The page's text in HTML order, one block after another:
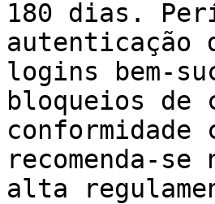
180 dias.
autenticação
logins bem-
bloqueios de
conformidade
recomenda-
alta